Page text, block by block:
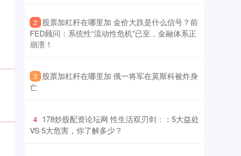
2 ​股票加杠杆在哪里加 金价大跌是什么信号？前
FED顾问：系统性“流动性危机”已至，金融体系正
崩溃！
3 ​股票加杠杆在哪里加 俄一将军在莫斯科被炸身
亡
4 ​178炒股配资论坛网 性生活双刃剑：：5大益处
VS 5大危害，你了解多少？